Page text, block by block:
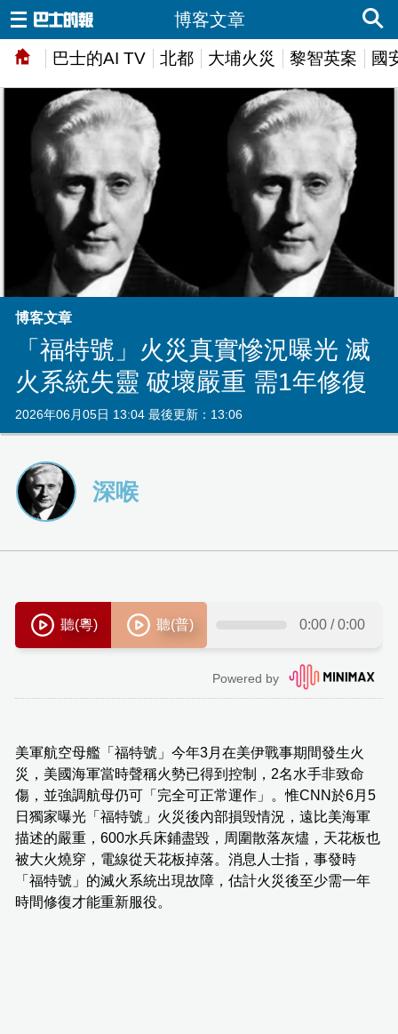
巴士的AI TV 北都 大埔火災 黎智英案 國
博客文章
博客文章
「福特號」火災真實慘況曝光 滅
火系統失靈 破壞嚴重 需1年修復
2026年06月05日 13:04 最後更新：13:06
深喉
美軍航空母艦「福特號」今年3月在美伊戰事期間發生火
災，美國海軍當時聲稱火勢已得到控制，2名水手非致命
傷，並強調航母仍可「完全可正常運作」。惟CNN於6月5
日獨家曝光「福特號」火災後內部損毁情況，遠比美海軍
描述的嚴重，600水兵床鋪盡毀，周圍散落灰燼，天花板也
被大火燒穿，電線從天花板掉落。消息人士指，事發時
「福特號」的滅火系統出現故障，估計火災後至少需一年
時間修復才能重新服役。